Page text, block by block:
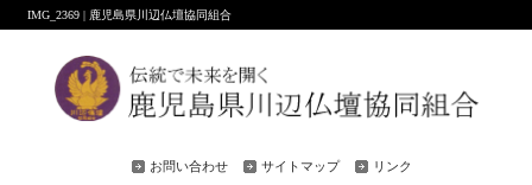
IMG_2369 | 鹿児島県川辺仏壇協同組合
お問い合わせ サイトマップ リンク